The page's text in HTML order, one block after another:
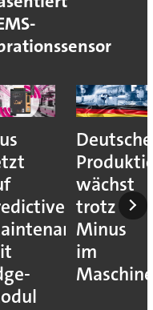
Deutsche
wächst
trotz
Minus
im